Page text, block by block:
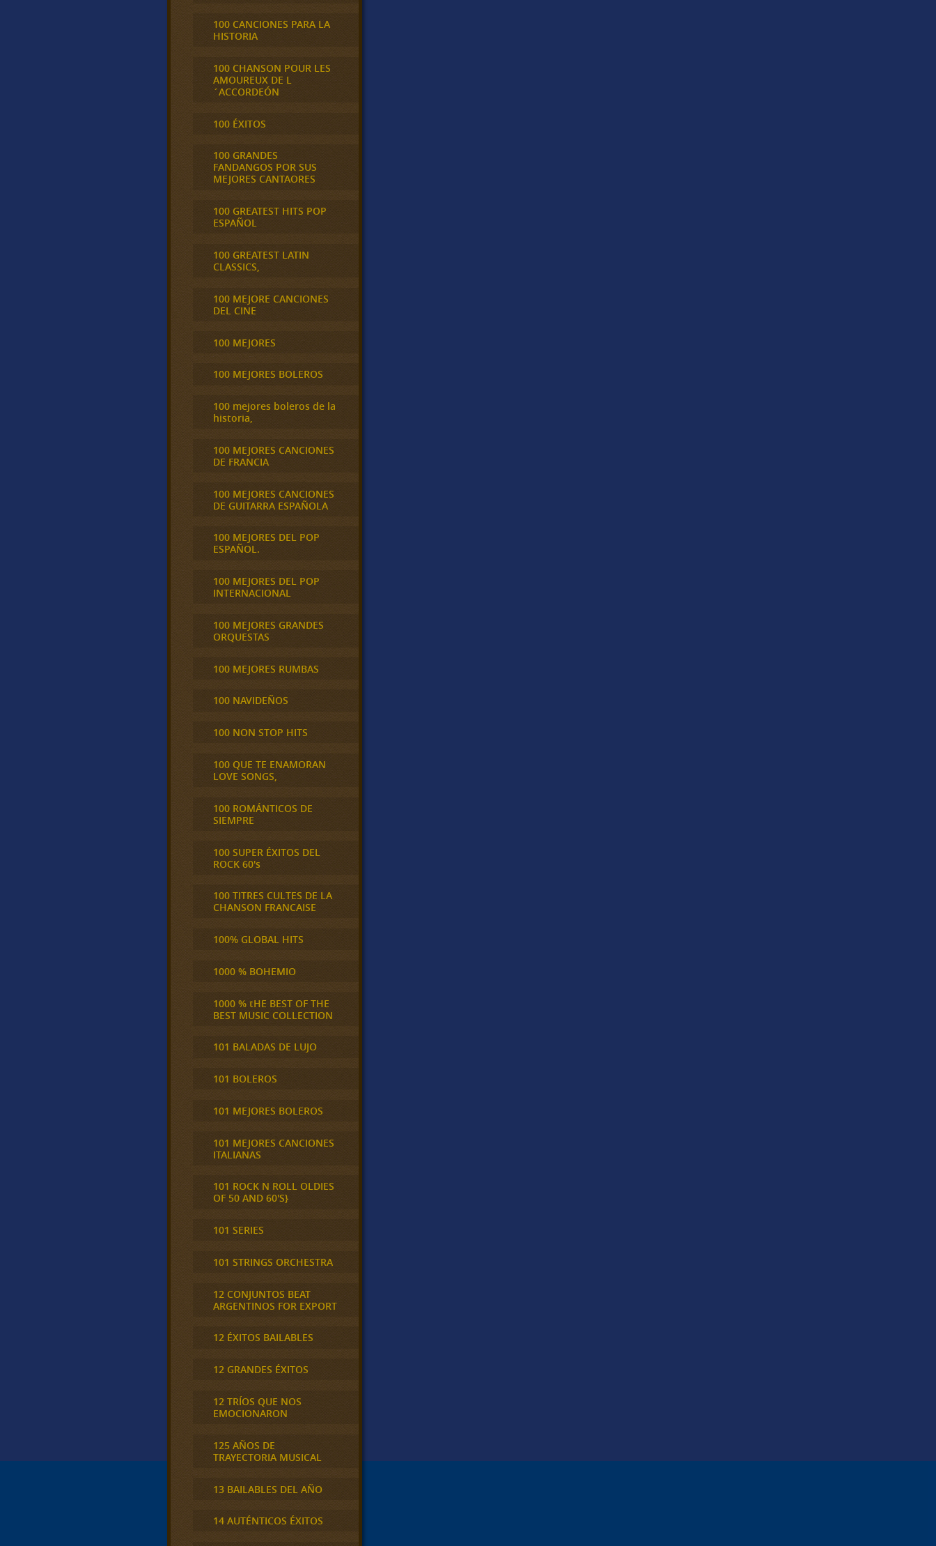
100 CANCIONES PARA LA
HISTORIA
100 CHANSON POUR LES
AMOUREUX DE L
´ACCORDEÓN
100 ÉXITOS
100 GRANDES
FANDANGOS POR SUS
MEJORES CANTAORES
100 GREATEST HITS POP
ESPAÑOL
100 GREATEST LATIN
CLASSICS,
100 MEJORE CANCIONES
DEL CINE
100 MEJORES
100 MEJORES BOLEROS
100 mejores boleros de la
historia,
100 MEJORES CANCIONES
DE FRANCIA
100 MEJORES CANCIONES
DE GUITARRA ESPAÑOLA
100 MEJORES DEL POP
ESPAÑOL.
100 MEJORES DEL POP
INTERNACIONAL
100 MEJORES GRANDES
ORQUESTAS
100 MEJORES RUMBAS
100 NAVIDEÑOS
100 NON STOP HITS
100 QUE TE ENAMORAN
LOVE SONGS,
100 ROMÁNTICOS DE
SIEMPRE
100 SUPER ÉXITOS DEL
ROCK 60's
100 TITRES CULTES DE LA
CHANSON FRANCAISE
100% GLOBAL HITS
1000 % BOHEMIO
1000 % tHE BEST OF THE
BEST MUSIC COLLECTION
101 BALADAS DE LUJO
101 BOLEROS
101 MEJORES BOLEROS
101 MEJORES CANCIONES
ITALIANAS
101 ROCK N ROLL OLDIES
OF 50 AND 60'S}
101 SERIES
101 STRINGS ORCHESTRA
12 CONJUNTOS BEAT
ARGENTINOS FOR EXPORT
12 ÉXITOS BAILABLES
12 GRANDES ÉXITOS
12 TRÍOS QUE NOS
EMOCIONARON
125 AÑOS DE
TRAYECTORIA MUSICAL
13 BAILABLES DEL AÑO
14 AUTÉNTICOS ÉXITOS